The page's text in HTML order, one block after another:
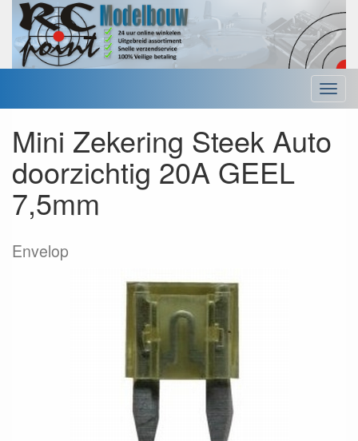
Menu
Mini Zekering Steek Auto
doorzichtig 20A GEEL
7,5mm
Envelop